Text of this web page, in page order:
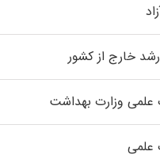
خارج از کشور
وزارت بهداشت